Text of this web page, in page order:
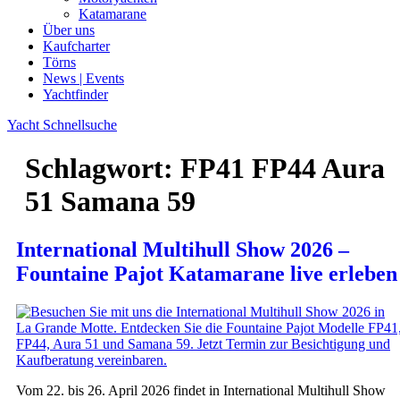
Katamarane
Über uns
Kaufcharter
Törns
News | Events
Yachtfinder
Yacht Schnellsuche
Schlagwort: FP41 FP44 Aura
51 Samana 59
International Multihull Show 2026 –
Fountaine Pajot Katamarane live erleben
Vom 22. bis 26. April 2026 findet in International Multihull Show